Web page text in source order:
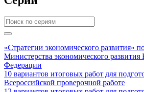
«Стратегии экономического развития»
Министерства экономического развития
Федерации
10 вариантов итоговых работ для
Всероссийской проверочной работе